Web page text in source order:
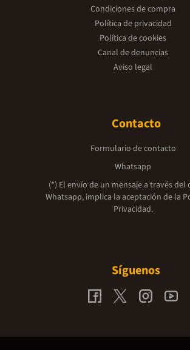
Condiciones de compra
Política de privacidad
Política de cookies
Canal de denuncias
Aviso legal
Contacto
Formulario de contacto
Whatsapp
(*) El envío de un mensaje a través del
Whatsapp, implica la aceptación de la
Privacidad.
Síguenos